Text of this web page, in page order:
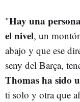
"Hay una
el nivel, un
abajo y que ese
seny del Barça,
Thomas ha sido
ti solo y otra que